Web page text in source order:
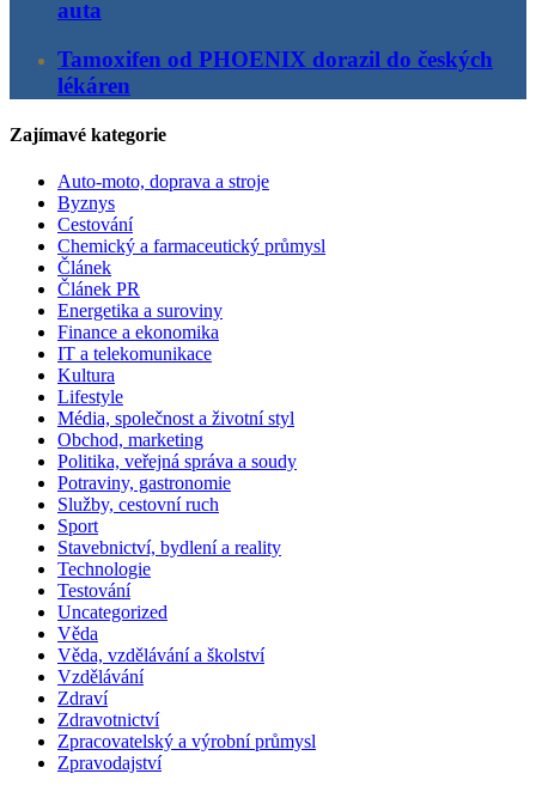
auta
Tamoxifen od PHOENIX dorazil do českých
lékáren
Zajímavé kategorie
Auto-moto, doprava a stroje
Byznys
Cestování
Chemický a farmaceutický průmysl
Článek
Článek PR
Energetika a suroviny
Finance a ekonomika
IT a telekomunikace
Kultura
Lifestyle
Média, společnost a životní styl
Obchod, marketing
Politika, veřejná správa a soudy
Potraviny, gastronomie
Služby, cestovní ruch
Sport
Stavebnictví, bydlení a reality
Technologie
Testování
Uncategorized
Věda
Věda, vzdělávání a školství
Vzdělávání
Zdraví
Zdravotnictví
Zpracovatelský a výrobní průmysl
Zpravodajství